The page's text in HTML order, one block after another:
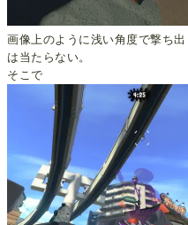
画像上のように浅い角度で撃ち
は当たらない。
そこで